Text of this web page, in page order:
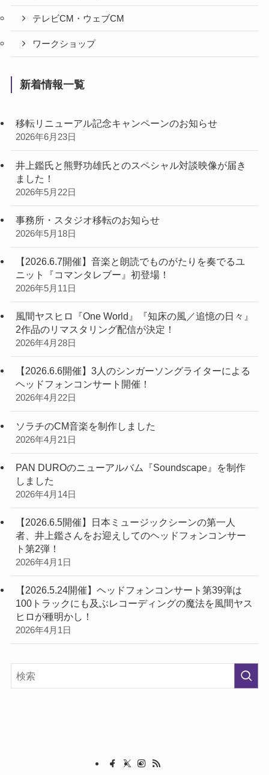
テレビCM・ウェブCM
ワークショップ
新着情報一覧
移転リニューアル記念キャンペーンのお知らせ
2026年6月23日
井上鑑氏と熊野功雄氏とのスペシャル対談映像が届き
ました！
2026年5月22日
事務所・スタジオ移転のお知らせ
2026年5月18日
【2026.6.7開催】音楽と朗読でものがたりを奏でるユ
ニット『コマンタレブー』初登場！
2026年5月11日
風間ヤスヒロ『One World』『知床の風／追憶の日々』
2作品のリマスタリング配信が決定！
2026年4月28日
【2026.6.6開催】3人のシンガーソングライターによる
ヘッドフォンコンサート開催！
2026年4月22日
ソラチのCM音楽を制作しました
2026年4月21日
PAN DUROのニューアルバム『Soundscape』を制作
しました
2026年4月14日
【2026.6.5開催】日本ミュージックシーンの第一人
者、井上鑑さんをお迎えしてのヘッドフォンコンサー
ト第2弾！
2026年4月1日
【2026.5.24開催】ヘッドフォンコンサート第39弾は
100トラックにも及ぶレコーディングの魔法を風間ヤス
ヒロが種明かし！
2026年4月1日